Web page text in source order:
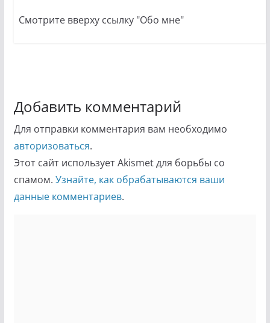
Смотрите вверху ссылку "Обо мне"
Добавить комментарий
Для отправки комментария вам необходимо
авторизоваться.
Этот сайт использует Akismet для борьбы со
спамом. Узнайте, как обрабатываются ваши
данные комментариев.